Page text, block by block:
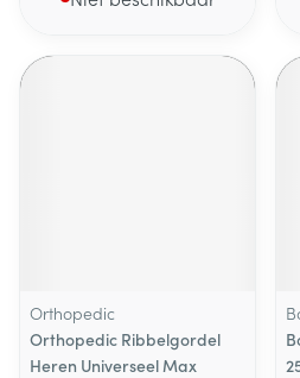
Orthopedic
Orthopedic Ribbelgordel
Heren Universeel Max